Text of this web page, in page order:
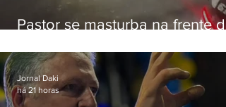
Pastor se masturba na frente de
Jornal Daki
há 21 horas